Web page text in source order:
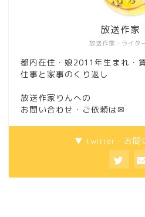
放送作家・ライタ
放送作家
都内在住・娘2011年生まれ・
仕事と家事のくり返し
放送作家りんへの
お問い合わせ・ご依頼は ✉
▼ twitter・お問